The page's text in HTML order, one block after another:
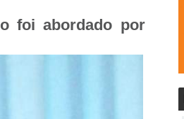
foi abordado por